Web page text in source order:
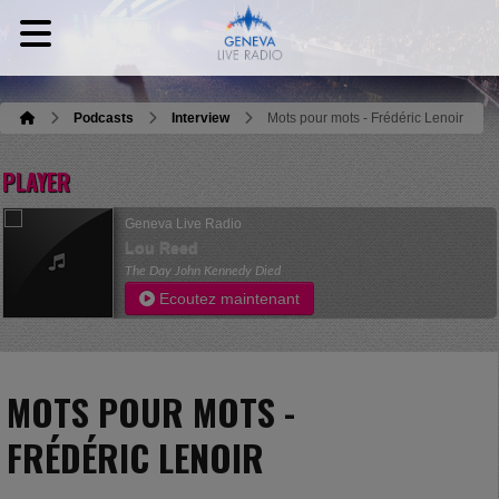
Podcasts Interview Mots pour mots - Frédéric Lenoir
PLAYER
Geneva Live Radio
Lou Reed
The Day John Kennedy Died
Ecoutez maintenant
MOTS POUR MOTS -
FRÉDÉRIC LENOIR